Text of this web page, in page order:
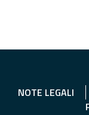
NOTE LEGALI